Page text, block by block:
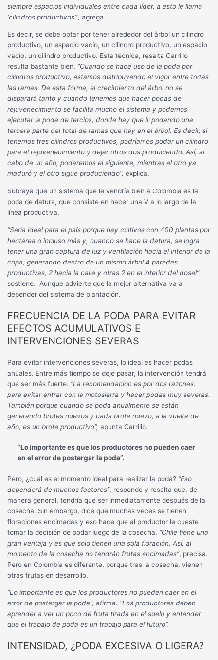
siempre espacios individuales entre cada líder, a esto le llamo
‘cilindros productivos’”, agrega.
Es decir, se debe optar por tener alrededor del árbol un cilindro
productivo, un espacio vacío, un cilindro productivo, un espacio
vacío, un cilindro productivo. Esta técnica, resalta Carrillo
resulta bastante bien. “Cuando se hace uso de la poda por
cilindros productivo, estamos distribuyendo el vigor entre todas
las ramas. De esta forma, el crecimiento del árbol no se
disparará tanto y cuando tenemos que hacer podas de
rejuvenecimiento se facilita mucho el sistema y podemos
ejecutar la poda de tercios, donde hay que ir podando una
tercera parte del total de ramas que hay en el árbol. Es decir, si
tenemos tres cilindros productivos, podríamos podar un cilindro
para el rejuvenecimiento y dejar otros dos produciendo. Así, al
cabo de un año, podaremos el siguiente, mientras el otro ya
maduró y el otro sigue produciendo”, explica.
Subraya que un sistema que le vendría bien a Colombia es la
poda de datura, que consiste en hacer una V a lo largo de la
línea productiva.
“Sería ideal para el país porque hay cultivos con 400 plantas por
hectárea o incluso más y, cuando se hace la datura, se logra
tener una gran captura de luz y ventilación hacia el interior de la
copa, generando dentro de un mismo árbol 4 paredes
productivas, 2 hacia la calle y otras 2 en el interior del dosel”,
sostiene. Aunque advierte que la mejor alternativa va a
depender del sistema de plantación.
FRECUENCIA DE LA PODA PARA EVITAR
EFECTOS ACUMULATIVOS E
INTERVENCIONES SEVERAS
Para evitar intervenciones severas, lo ideal es hacer podas
anuales. Entre más tiempo se deje pasar, la intervención tendrá
que ser más fuerte. “La recomendación es por dos razones:
para evitar entrar con la motosierra y hacer podas muy severas.
También porque cuando se poda anualmente se están
generando brotes nuevos y cada brote nuevo, a la vuelta de
año, es un brote productivo”, apunta Carrillo.
“Lo importante es que los productores no pueden caer
en el error de postergar la poda”.
Pero, ¿cuál es el momento ideal para realizar la poda? “Eso
dependerá de muchos factores”, responde y resalta que, de
manera general, tendría que ser inmediatamente después de la
cosecha. Sin embargo, dice que muchas veces se tienen
floraciones encimadas y eso hace que al productor le cueste
tomar la decisión de podar luego de la cosecha. “Chile tiene una
gran ventaja y es que solo tienen una sola floración. Así, al
momento de la cosecha no tendrán frutas encimadas”, precisa.
Pero en Colombia es diferente, porque tras la cosecha, vienen
otras frutas en desarrollo.
“Lo importante es que los productores no pueden caer en el
error de postergar la poda”, afirma. “Los productores deben
aprender a ver un poco de fruta tirada en el suelo y entender
que el trabajo de poda es un trabajo para el futuro”.
INTENSIDAD, ¿PODA EXCESIVA O LIGERA?